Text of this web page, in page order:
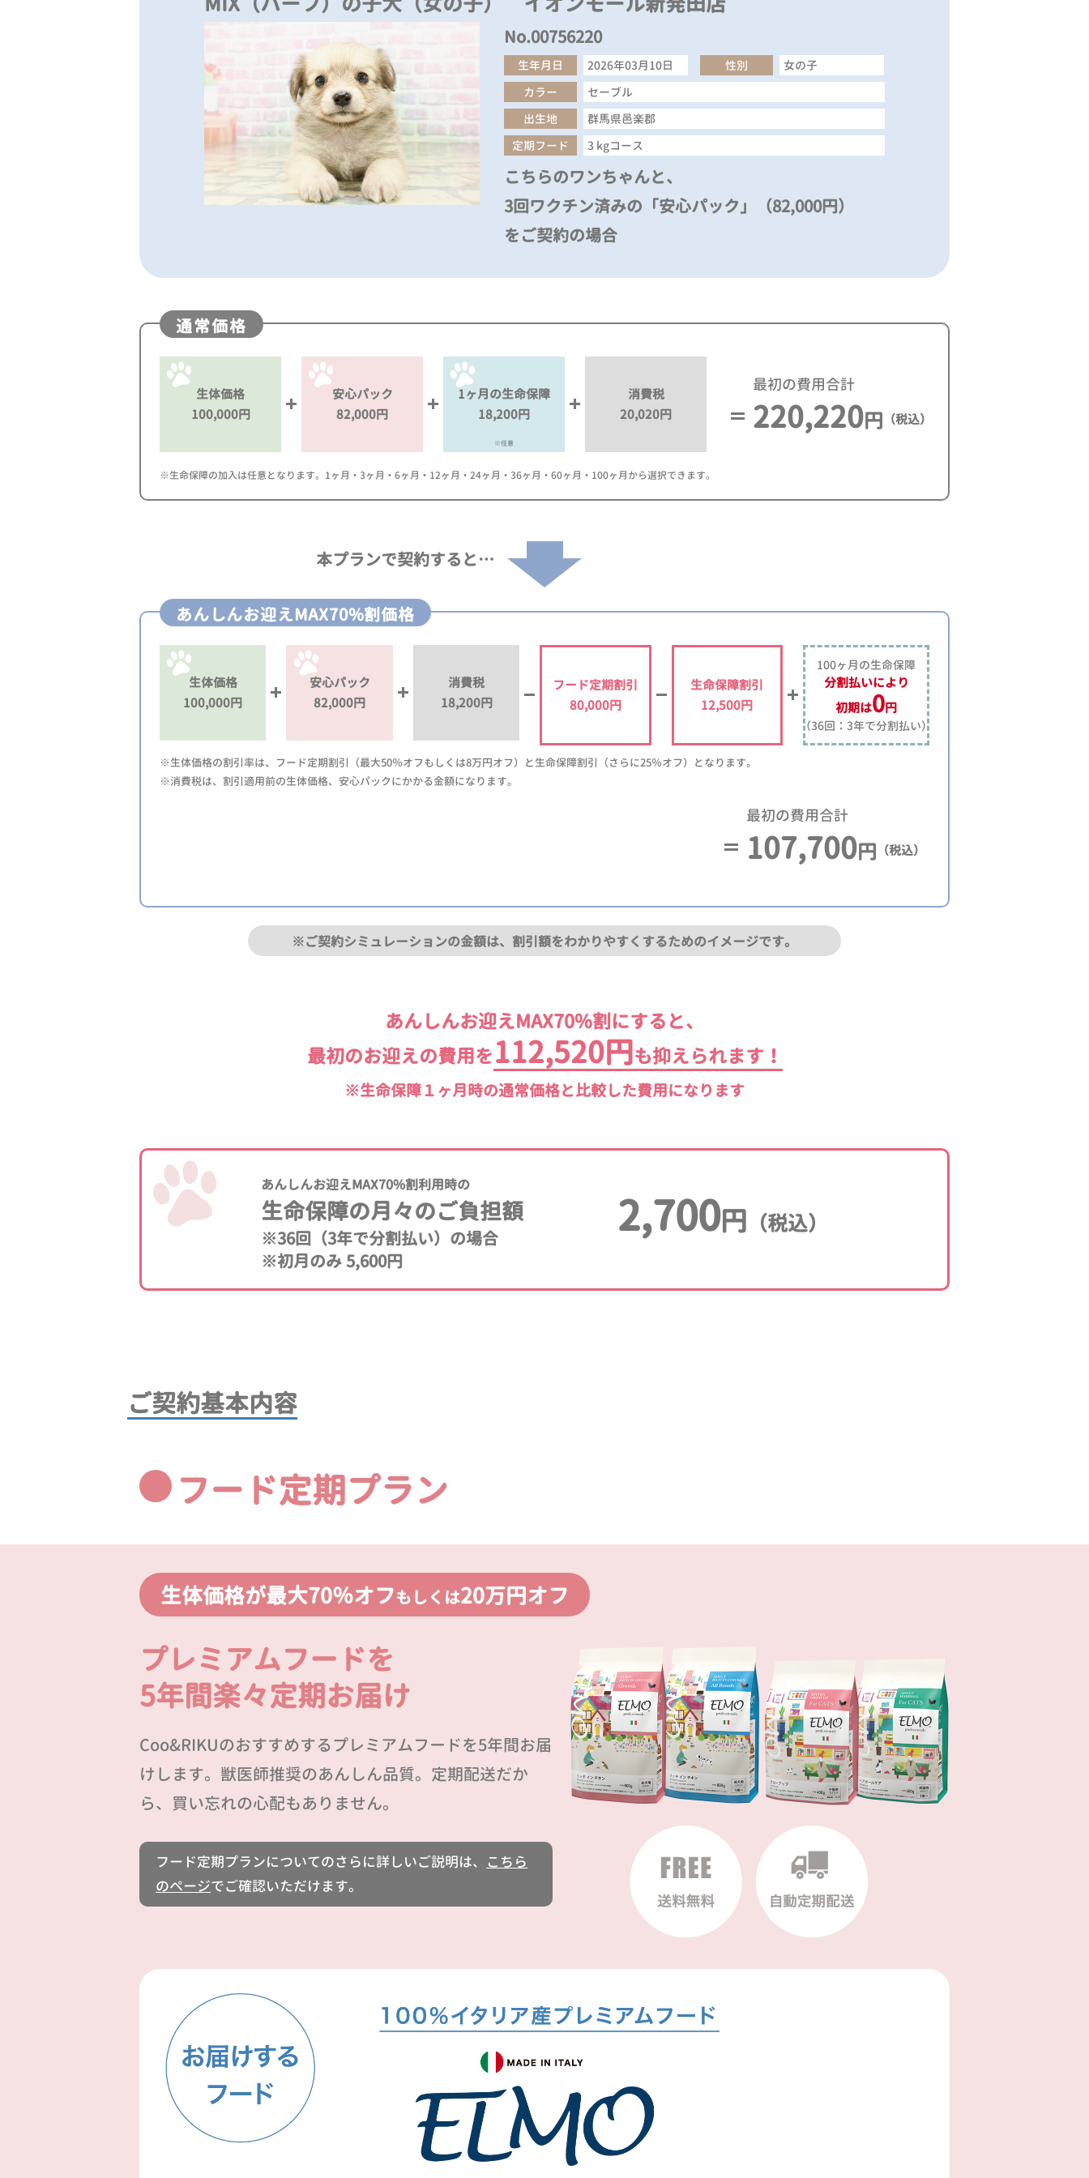
No.00756220
生年月日 2026年03月10日 性別
女の子
カラー
セーブル
出生地
群馬県邑楽郡
定期フード
3 kgコース
こちらのワンちゃんと、
3回ワクチン済みの「安心パック」（82,000円）
をご契約の場合
通常価格
生体価格
100,000円
安心パック
82,000円
1ヶ月の生命保障
18,200円
※任意
消費税
20,020円
最初の費用合計
220,220円 （税込）
※生命保障の加入は任意となります。1ヶ月・3ヶ月・6ヶ月・12ヶ月・24ヶ月・36ヶ月・60ヶ月・100ヶ月から選択できます。
本プランで契約すると…
あんしんお迎えMAX70%割価格
生体価格
100,000円
安心パック
82,000円
消費税
18,200円
フード定期割引
80,000円
生命保障割引
12,500円
100ヶ月の生命保障
分割払いにより
初期は0円
（36回：3年で分割払い）
※生体価格の割引率は、フード定期割引（最大50％オフもしくは8万円オフ）と生命保障割引（さらに25％オフ）となります。
※消費税は、割引適用前の生体価格、安心パックにかかる金額になります。
最初の費用合計
107,700円 （税込）
※ご契約シミュレーションの金額は、割引額をわかりやすくするためのイメージです。
あんしんお迎えMAX70%割にすると、
最初のお迎えの費用を112,520円も抑えられます！
※生命保障１ヶ月時の通常価格と比較した費用になります
あんしんお迎えMAX70%割利用時の
生命保障の月々のご負担額
※36回（3年で分割払い）の場合
※初月のみ 5,600円
2,700円 （税込）
ご契約基本内容
フード定期プラン
生体価格が最大70％オフもしくは20万円オフ
プレミアムフードを
5年間楽々定期お届け
Coo&RIKUのおすすめするプレミアムフードを5年間お届
けします。獣医師推奨のあんしん品質。定期配送だか
ら、買い忘れの心配もありません。
フード定期プランについてのさらに詳しいご説明は、
こちら
のページでご確認いただけます。